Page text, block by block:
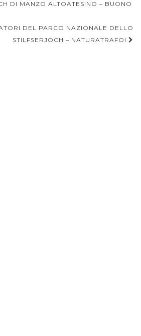
DI MANZO ALTOATESINO – BUONO
DEL PARCO NAZIONALE DELLO
STILFSERJOCH – NATURATRAFOI